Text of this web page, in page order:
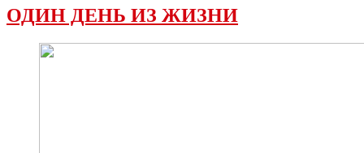
ОДИН ДЕНЬ ИЗ ЖИЗНИ